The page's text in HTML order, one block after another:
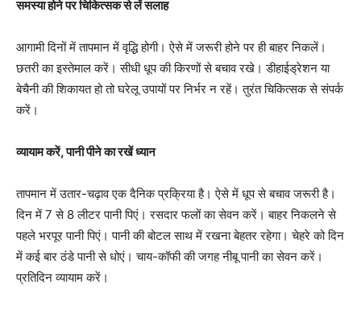
समस्या होने पर चिकित्सक से लें सलाह
आगामी दिनों में तापमान में वृद्धि होगी। ऐसे में जरूरी होने पर ही बाहर निकलें।
छतरी का इस्तेमाल करें। सीधी धूप की किरणों से बचाव रखे। डीहाईड्रेशन या
बेचैनी की शिकायत हो तो घरेलू उपायों पर निर्भर न रहें। तुरंत चिकित्सक से संपर्क
करें।
व्यायाम करें, पानी पीने का रखें ध्यान
तापमान में उतार-चढ़ाव एक दैनिक प्र​क्रिया है। ऐसे में धूप से बचाव जरूरी है।
दिन में 7 से 8 लीटर पानी पिएं। रसदार फलों का सेवन करें। बाहर निकलने से
पहले भरपूर पानी पिएं। पानी की बोटल साथ में रखना बेहतर रहेगा। चेहरे को दिन
में कई बार ठंडे पानी से धोएं। चाय-कॉफी की जगह नीबू पानी का सेवन करें।
प्रतिदिन व्यायाम करें।